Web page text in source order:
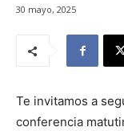
30 mayo, 2025
Te invitamos a
conferencia